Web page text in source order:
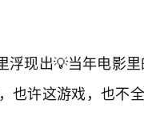
浮现出💡当年电影
许这游戏，也不